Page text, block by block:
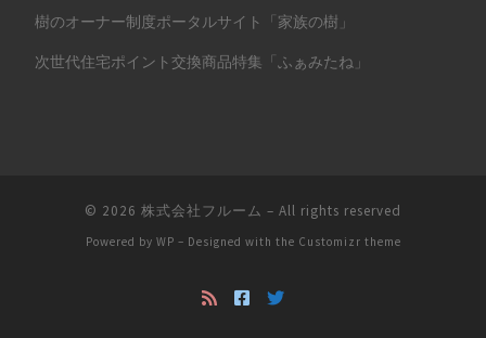
樹のオーナー制度ポータルサイト「家族の樹」
次世代住宅ポイント交換商品特集「ふぁみたね」
© 2026 株式会社フルーム – All rights reserved
Powered by WP – Designed with the Customizr theme